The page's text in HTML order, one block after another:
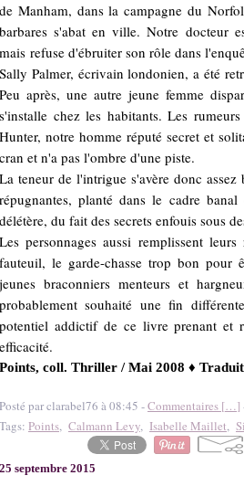
de Manham, dans la campagne du
barbares s'abat en ville. Notre docteur
mais refuse d'ébruiter son rôle dans
Sally Palmer, écrivain londonien, a été
Peu après, une autre jeune femme
s'installe chez les habitants. Les
Hunter, notre homme réputé secret et
cran et n'a pas l'ombre d'une piste.
La teneur de l'intrigue s'avère donc
répugnantes, planté dans le cadre
délétère, du fait des secrets enfouis sous
Les personnages aussi remplissent
fauteuil, le garde-chasse trop bon pour
jeunes braconniers menteurs et
probablement souhaité une fin
potentiel addictif de ce livre prenant et
efficacité.
Points, coll. Thriller / Mai 2008 ♦
Posté par clarabel76 à 08:45 -Commentaires […]
Tags: Points, Calmann Levy, Isabelle Maillet,
25 septembre 2015